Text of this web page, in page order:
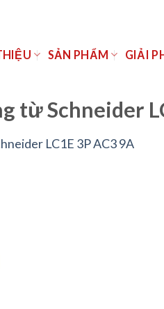
SẢN PHẨM GIẢI
từ Schneider
LC1E 3P AC3 9A